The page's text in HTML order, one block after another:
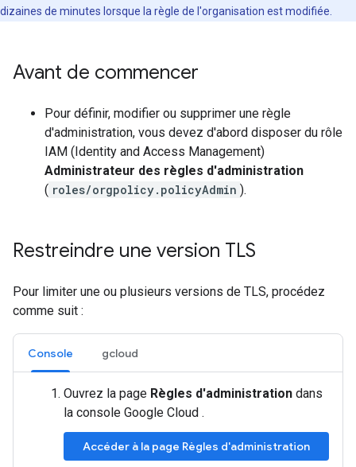
dizaines de minutes lorsque la règle de l'organisation est modifiée.
Avant de commencer
Pour définir, modifier ou supprimer une règle
d'administration, vous devez d'abord disposer du rôle
IAM (Identity and Access Management)
Administrateur des règles d'administration
( roles/orgpolicy.policyAdmin ).
Restreindre une version TLS
Pour limiter une ou plusieurs versions de TLS, procédez
comme suit :
Console gcloud
Ouvrez la page Règles d'administration dans
la console Google Cloud .
Accéder à la page Règles d'administration